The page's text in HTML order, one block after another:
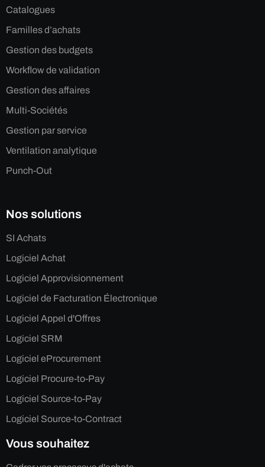
Catalogues
Familles d’achats
Gestion des budgets
Workflow de validation
Gestion des affaires
Multi-Sociétés
Gestion par service
Ventilation analytique
Punch-Out
Nos solutions
SI Achats
Logiciel Achat
Logiciel Approvisionnement
Logiciel de Facturation Électronique
Logiciel Appel d'Offres
Logiciel SRM
Logiciel eProcurement
Logiciel Procure-to-Pay
Logiciel Source-to-Pay
Logiciel Source-to-Contract
Vous souhaitez